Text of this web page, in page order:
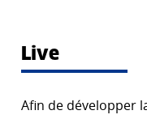
Live
Afin de développer